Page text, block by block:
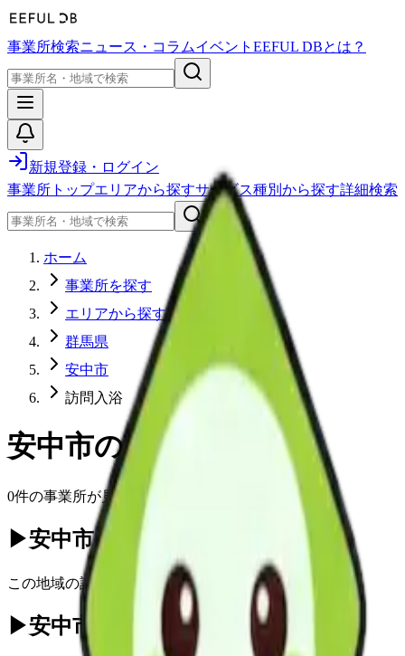
事業所検索ニュース・コラムイベント EEFUL DBとは？
新規登録・ログイン
事業所トップエリアから探すサービス種別から探す詳細検索
ホーム
事業所を探す
エリアから探す
群馬県
安中市
訪問入浴
安中市の訪問入浴
0件の事業所が見つかりました
▶安中市の訪問入浴一覧
この地域の訪問入浴 事業所情報は現在準備中です
▶安中市の他のサービス